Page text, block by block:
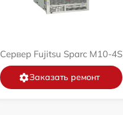
Сервер Fujitsu Sparc M10-4S
Заказать ремонт